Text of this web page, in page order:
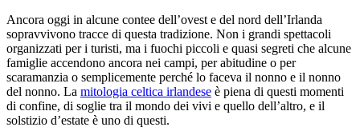
Ancora oggi in alcune contee dell’ovest e del nord dell’Irlanda
sopravvivono tracce di questa tradizione. Non i grandi spettacoli
organizzati per i turisti, ma i fuochi piccoli e quasi segreti che alcune
famiglie accendono ancora nei campi, per abitudine o per
scaramanzia o semplicemente perché lo faceva il nonno e il nonno
del nonno. La mitologia celtica irlandese è piena di questi momenti
di confine, di soglie tra il mondo dei vivi e quello dell’altro, e il
solstizio d’estate è uno di questi.